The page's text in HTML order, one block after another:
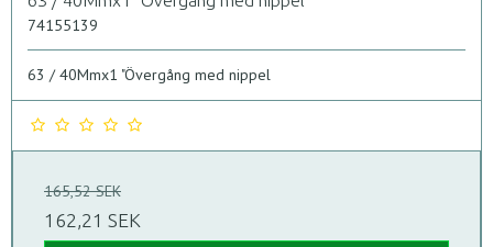
74155139
63 / 40Mmx1 "Övergång med nippel
165,52 SEK
162,21 SEK